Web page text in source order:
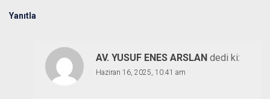
Yanıtla
AV. YUSUF ENES ARSLAN dedi ki:
Haziran 16, 2025, 10:41 am